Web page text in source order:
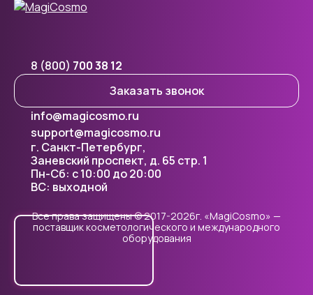
8 (800) 700 38 12
Заказать звонок
г. Санкт-Петербург,
Заневский проспект, д. 65 стр. 1
info@magicosmo.ru
support@magicosmo.ru
Пн-Сб: с 10:00 до 20:00
ВС: выходной
Все права защищены © 2017-2026г. «MagiCosmo» —
поставщик косметологического и международного
оборудования